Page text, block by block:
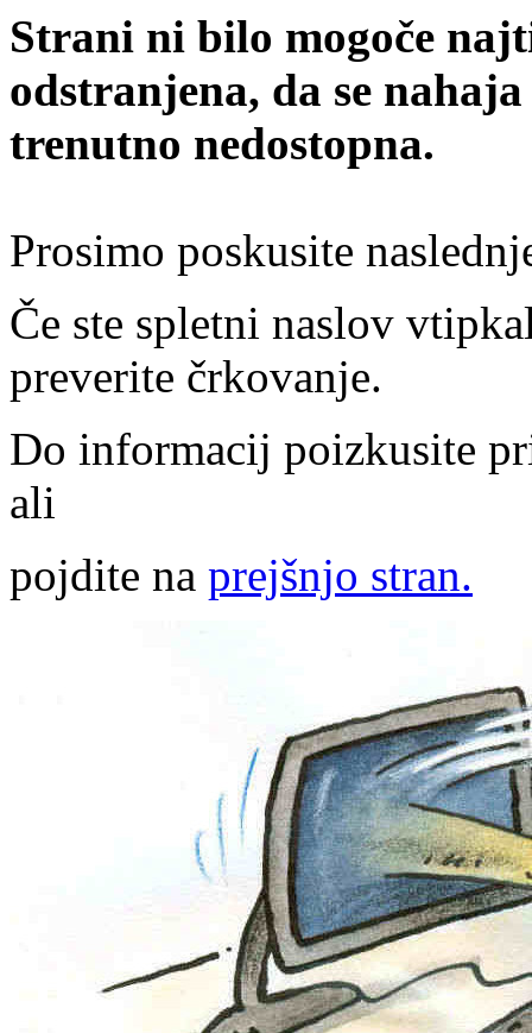
Strani ni bilo mogoče
odstranjena, da se
trenutno nedostopna.
Prosimo poskusite
Če ste spletni naslov
preverite črkovanje.
Do informacij poizkusite
ali
pojdite na prejšnjo stran.